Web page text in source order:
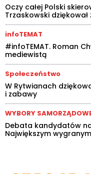
Oczy całej Polski
Trzaskowski dziękował
infoTEMAT
#infoTEMAT. Roman
mediewistą
Społeczeństwo
W Rytwianach
i zabawy
WYBORY
Debata kandydatów
Największym